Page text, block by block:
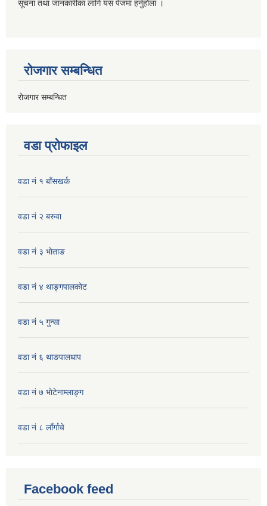
सूचना तथा जानकारीका लागि यस पेजमा हर्नुहोला ।
रोजगार सम्बन्धित
रोजगार सम्बन्धित
वडा प्रोफाइल
वडा नं १ बाँसखर्क
वडा नं २ बरुवा
वडा नं ३ भाेताङ
वडा नं ४ थाङ्गपालकाेट
वडा नं ५ गुन्सा
वडा नं ६ थाङपालधाप
वडा नं ७ भाेटेनाम्लाङ्ग
वडा नं ८ लाँर्गाचे
Facebook feed